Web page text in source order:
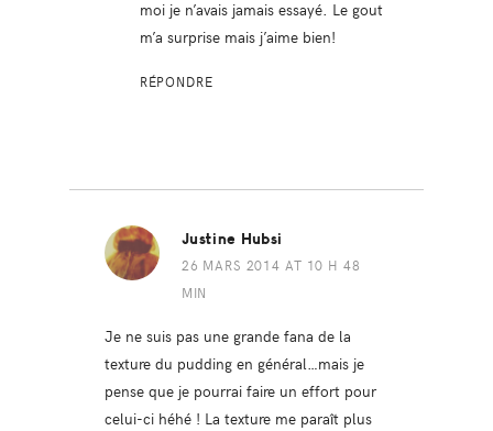
moi je n’avais jamais essayé. Le gout
m’a surprise mais j’aime bien!
RÉPONDRE
Justine Hubsi
26 MARS 2014 AT 10 H 48
MIN
Je ne suis pas une grande fana de la
texture du pudding en général…mais je
pense que je pourrai faire un effort pour
celui-ci héhé ! La texture me paraît plus